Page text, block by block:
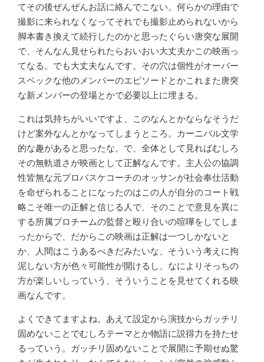
てその後ぜんぜんお話に絡んでこない。何らかの理由で
撮影に来られなくなってそれでも撮影止められないから
脚本書き換えて続行したのかと思ったぐらい唐突な展開
で、そんなん見せられたらおいおい大丈夫かこの映画っ
てなる。でも大丈夫なんです。その穴は個性がオーバー
スペックな他のメンバーのエピソードとかこれまた唐突
な新メンバーの登場とかで必要以上に埋まる。
これは気持ちがいいですよ、このなんとかならなそうだ
けど案外なんとかなってしまうところ。カーニバル文学
的な趣があると思ったな。で、全体として見ればむしろ
その無軌道さが映画として正解なんです。主人公の協調
性皆無な元プロバスケコーチのオッサンが社会奉仕活動
を命ぜられることになったのはこの人が自分のコート戦
略こそ唯一の正解と信じる人で、そのことで意見を異に
する所属プロチームの監督と殴り合いの喧嘩をしてしま
ったからで、だからこの映画は正解は一つしかないと
か、人間はこうあるべきだみたいな、そういう考えに拘
泥しない方が色々可能性が開けるし、なによりそっちの
方が楽しいしっていう、そういうことを見せてくれる映
画なんです。
よくできてますよね。あえて設定から演技からガッチリ
固めないことでむしろテーマとか物語に説得力を持たせ
るっていう。ガッチリ固めないことで展開に予期せぬ驚